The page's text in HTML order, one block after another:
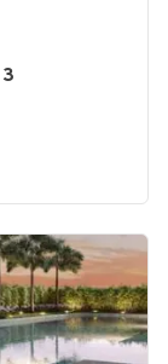
3